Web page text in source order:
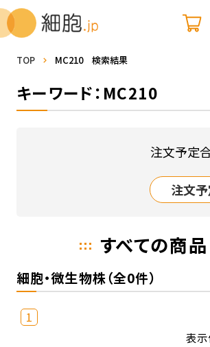
TOP MC210 検索結果
キーワード：MC210
注文予定
注文
すべての商品
細胞・微生物株（全0件）
1
表